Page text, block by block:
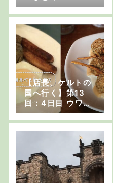
【店長、ケルトの
国へ行く】第13
回：4日目 ウワサ
の伝統料理「ハギ
ス」【店長に異変
発生？！】